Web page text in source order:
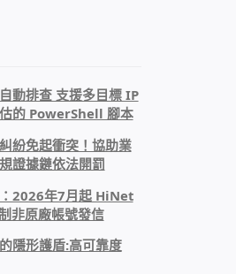
動排查 支援多目標 IP
的 PowerShell 腳本
紛免起衝突！協助業
證據鏈依法開罰
2026年7月起 HiNet
非原廠帳號發信
隱形護盾:高可靠度